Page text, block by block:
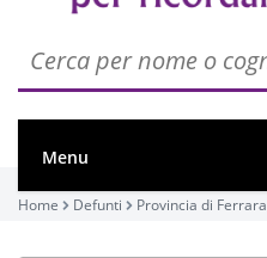
Menu
Home Defunti Provincia di Ferrara